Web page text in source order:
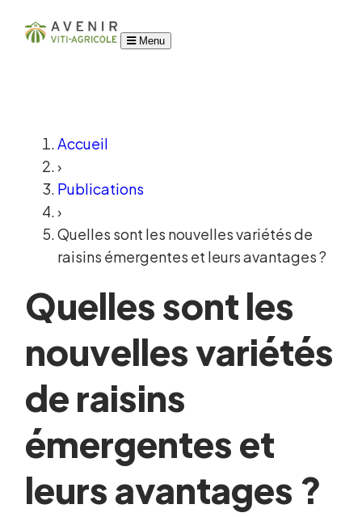
Menu
Accueil
›
Publications
›
Quelles sont les nouvelles variétés de
raisins émergentes et leurs avantages ?
Quelles sont les
nouvelles variétés
de raisins
émergentes et
leurs avantages ?